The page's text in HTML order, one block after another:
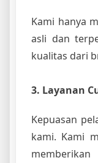
Kami hanya
asli dan
kualitas dari
3. Layanan
Kepuasan
kami. Kami